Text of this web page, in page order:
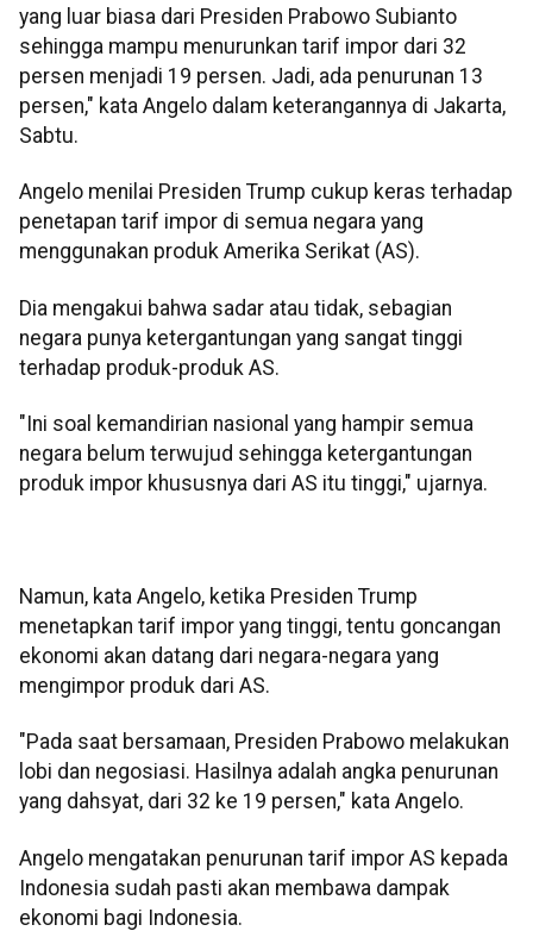
yang luar biasa dari Presiden Prabowo Subianto
sehingga mampu menurunkan tarif impor dari 32
persen menjadi 19 persen. Jadi, ada penurunan 13
persen," kata Angelo dalam keterangannya di Jakarta,
Sabtu.
Angelo menilai Presiden Trump cukup keras terhadap
penetapan tarif impor di semua negara yang
menggunakan produk Amerika Serikat (AS).
Dia mengakui bahwa sadar atau tidak, sebagian
negara punya ketergantungan yang sangat tinggi
terhadap produk-produk AS.
"Ini soal kemandirian nasional yang hampir semua
negara belum terwujud sehingga ketergantungan
produk impor khususnya dari AS itu tinggi," ujarnya.
Namun, kata Angelo, ketika Presiden Trump
menetapkan tarif impor yang tinggi, tentu goncangan
ekonomi akan datang dari negara-negara yang
mengimpor produk dari AS.
"Pada saat bersamaan, Presiden Prabowo melakukan
lobi dan negosiasi. Hasilnya adalah angka penurunan
yang dahsyat, dari 32 ke 19 persen," kata Angelo.
Angelo mengatakan penurunan tarif impor AS kepada
Indonesia sudah pasti akan membawa dampak
ekonomi bagi Indonesia.